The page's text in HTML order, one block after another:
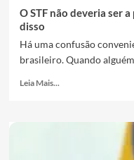
O STF não deveria ser
disso
Há uma confusão
brasileiro. Quando
Leia Mais...